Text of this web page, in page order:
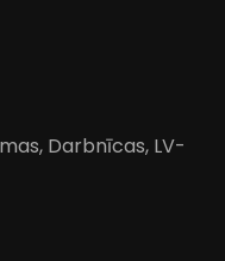
Darbnīcas, LV-